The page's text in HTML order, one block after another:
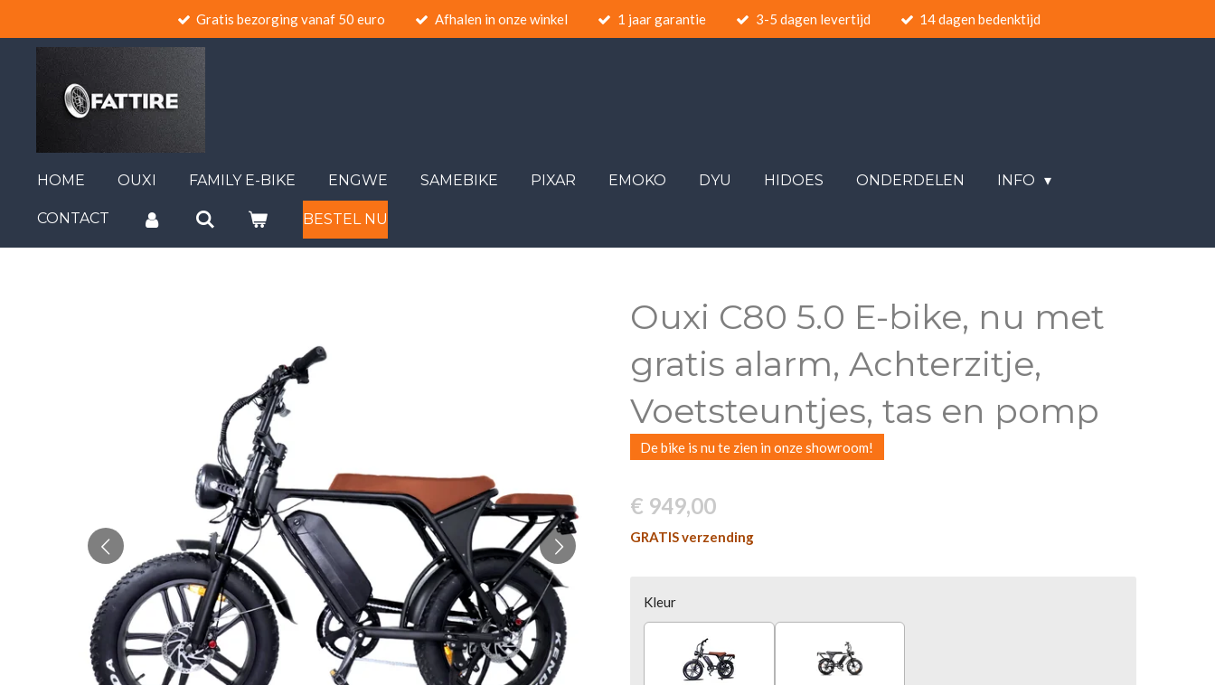
direct
hoofdinhoud
Gratis bezorging vanaf 50 euro Afhalen in onze winkel 1 jaar garantie 3-5 dagen levertijd 14 dagen bedenktijd
HOME OUXI FAMILY E-BIKE ENGWE SAMEBIKE PIXAR EMOKO DYU HIDOES ONDERDELEN INFO
CONTACT BESTEL NU
Ouxi C80 5.0 E-bike, nu met
gratis alarm, Achterzitje,
Voetsteuntjes, tas en pomp
De bike is nu te zien in onze showroom!
€ 949,00
GRATIS verzending
Kleur